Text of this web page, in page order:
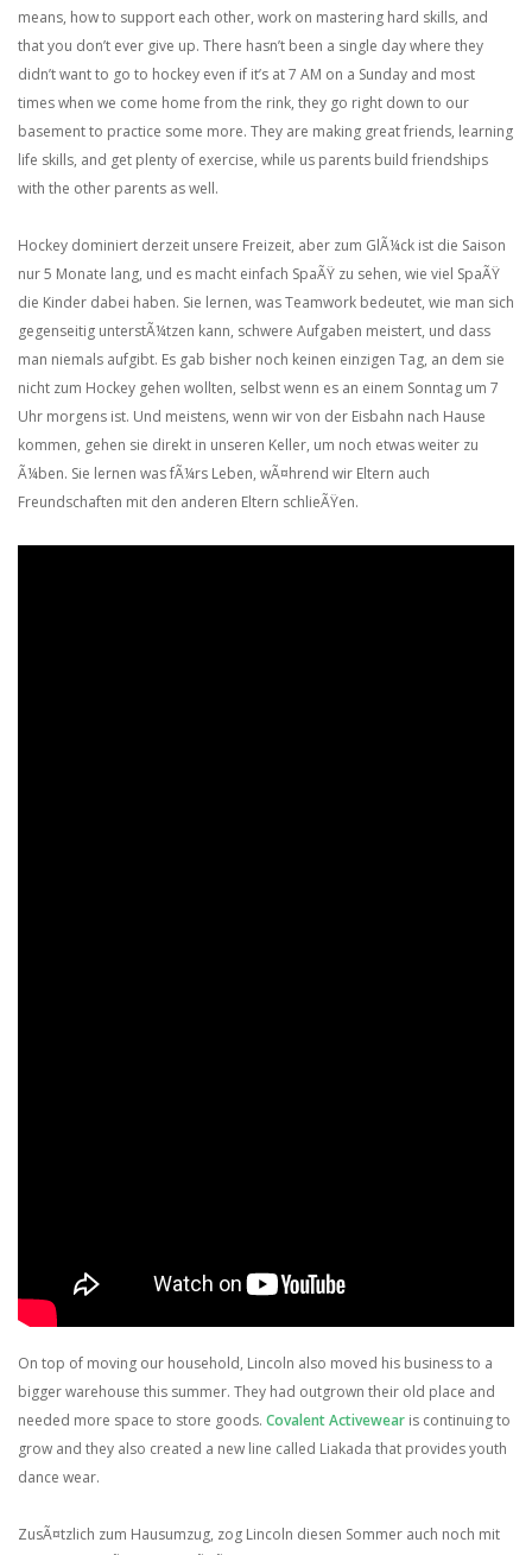
means, how to support each other, work on mastering hard skills, and
that you don’t ever give up. There hasn’t been a single day where they
didn’t want to go to hockey even if it’s at 7 AM on a Sunday and most
times when we come home from the rink, they go right down to our
basement to practice some more. They are making great friends, learning
life skills, and get plenty of exercise, while us parents build friendships
with the other parents as well.
Hockey dominiert derzeit unsere Freizeit, aber zum GlÃ¼ck ist die Saison
nur 5 Monate lang, und es macht einfach SpaÃŸ zu sehen, wie viel SpaÃŸ
die Kinder dabei haben. Sie lernen, was Teamwork bedeutet, wie man sich
gegenseitig unterstÃ¼tzen kann, schwere Aufgaben meistert, und dass
man niemals aufgibt. Es gab bisher noch keinen einzigen Tag, an dem sie
nicht zum Hockey gehen wollten, selbst wenn es an einem Sonntag um 7
Uhr morgens ist. Und meistens, wenn wir von der Eisbahn nach Hause
kommen, gehen sie direkt in unseren Keller, um noch etwas weiter zu
Ã¼ben. Sie lernen was fÃ¼rs Leben, wÃ¤hrend wir Eltern auch
Freundschaften mit den anderen Eltern schlieÃŸen.
On top of moving our household, Lincoln also moved his business to a
bigger warehouse this summer. They had outgrown their old place and
needed more space to store goods. Covalent Activewear is continuing to
grow and they also created a new line called Liakada that provides youth
dance wear.
ZusÃ¤tzlich zum Hausumzug, zog Lincoln diesen Sommer auch noch mit